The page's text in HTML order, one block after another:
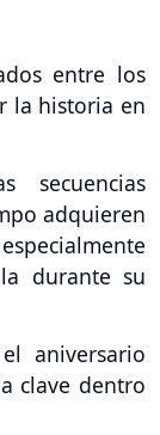
entre los
la historia en
adquieren
durante su
aniversario
clave dentro